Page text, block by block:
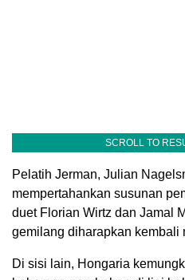
SCROLL TO
Pelatih Jerman, Julian
mempertahankan susunan
duet Florian Wirtz dan Jamal
gemilang diharapkan kembali
Di sisi lain, Hongaria